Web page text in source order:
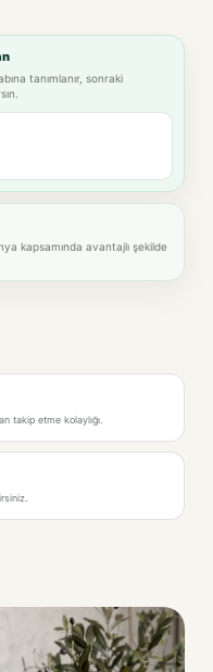
tanımlanır, sonraki
kapsamında avantajlı şekilde
takip etme kolaylığı.